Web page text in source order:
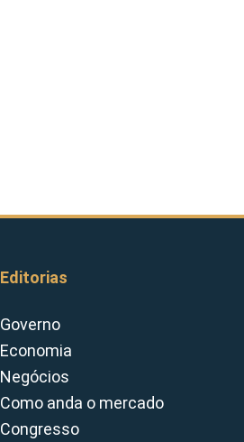
Editorias
Governo
Economia
Negócios
Como anda o mercado
Congresso